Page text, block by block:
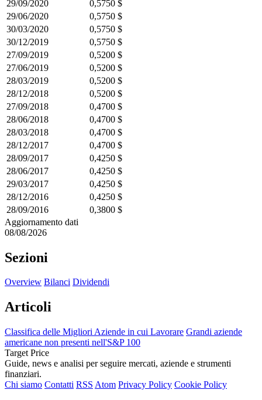
29/09/2020
0,5750 $
29/06/2020
0,5750 $
30/03/2020
0,5750 $
30/12/2019
0,5750 $
27/09/2019
0,5200 $
27/06/2019
0,5200 $
28/03/2019
0,5200 $
28/12/2018
0,5200 $
27/09/2018
0,4700 $
28/06/2018
0,4700 $
28/03/2018
0,4700 $
28/12/2017
0,4700 $
28/09/2017
0,4250 $
28/06/2017
0,4250 $
29/03/2017
0,4250 $
28/12/2016
0,4250 $
28/09/2016
0,3800 $
Aggiornamento dati
08/08/2026
Sezioni
Overview Bilanci Dividendi
Articoli
Classifica delle Migliori Aziende in cui Lavorare Grandi aziende
americane non presenti nell'S&P 100
Target Price
Guide, news e analisi per seguire mercati, aziende e strumenti
finanziari.
Chi siamo Contatti RSS Atom Privacy Policy Cookie Policy